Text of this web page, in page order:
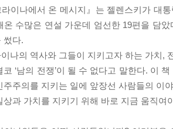
라이나에서 온 메시지』는 젤렌스키가 대
온 수많은 연설 가운데 엄선한 19편을 담
썼다.
나의 역사와 그들이 지키고자 하는 가치,
코 ‘남의 전쟁’이 될 수 없다고 말한다. 이
주주의를 지키는 일에 앞장선 사람들의 이
상과 가치를 지키기 위해 바로 지금 움직여